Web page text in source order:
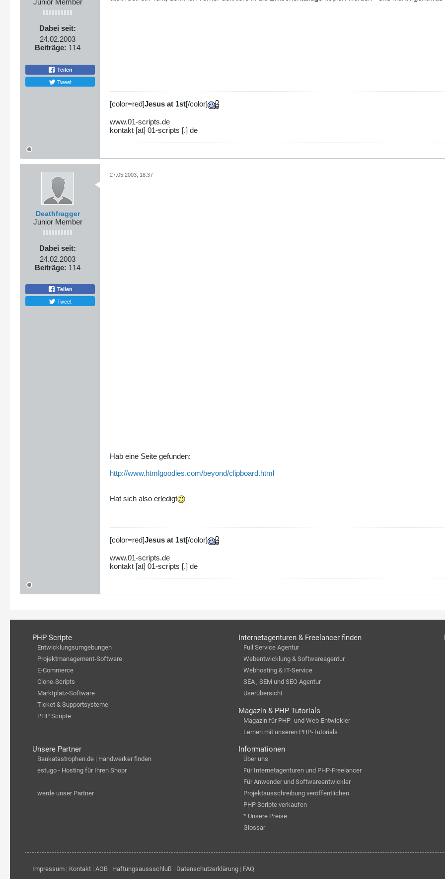
Junior Member
Dabei seit:
24.02.2003
Beiträge: 114
Teilen
Tweet
[color=red]Jesus at 1st[/color]
www.01-scripts.de
kontakt [at] 01-scripts [.] de
Deathfragger
Junior Member
Dabei seit:
24.02.2003
Beiträge: 114
Teilen
Tweet
27.05.2003, 18:37
Hab eine Seite gefunden:
http://www.htmlgoodies.com/beyond/clipboard.html
Hat sich also erledigt
[color=red]Jesus at 1st[/color]
www.01-scripts.de
kontakt [at] 01-scripts [.] de
PHP Scripte
Entwicklungsumgebungen
Projektmanagement-Software
E-Commerce
Clone-Scripts
Marktplatz-Software
Ticket & Supportsysteme
PHP Scripte
Internetagenturen & Freelancer finden
Full Service Agentur
Webentwicklung & Softwareagentur
Webhosting & IT-Service
SEA , SEM und SEO Agentur
Userübersicht
Magazin & PHP Tutorials
Magazin für PHP- und Web-Entwickler
Lernen mit unseren PHP-Tutorials
Unsere Partner
Baukatastrophen.de | Handwerker finden
estugo - Hosting für Ihren Shopr
werde unser Partner
Informationen
Über uns
Für Internetagenturen und PHP-Freelancer
Für Anwender und Softwareentwickler
Projektausschreibung veröffentlichen
PHP Scripte verkaufen
* Unsere Preise
Glossar
Impressum| Kontakt| AGB| Haftungsaussschluß | Datenschutzerklärung| FAQ